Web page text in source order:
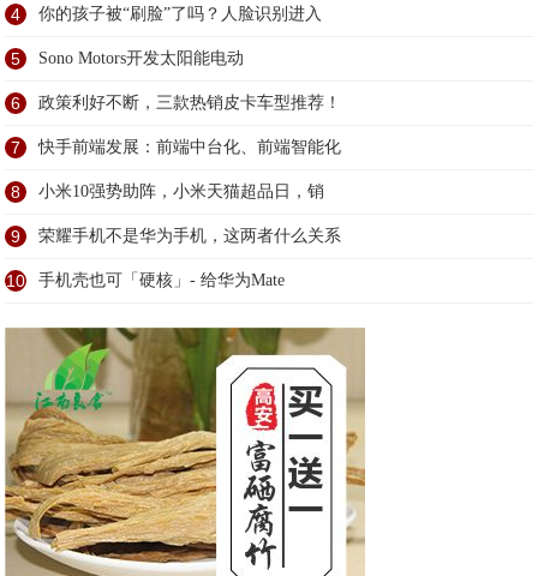
4 你的孩子被“刷脸”了吗？人脸识别进入
5 Sono Motors开发太阳能电动
6 政策利好不断，三款热销皮卡车型推荐！
7 快手前端发展：前端中台化、前端智能化
8 小米10强势助阵，小米天猫超品日，销
9 荣耀手机不是华为手机，这两者什么关系
10 手机壳也可「硬核」- 给华为Mate